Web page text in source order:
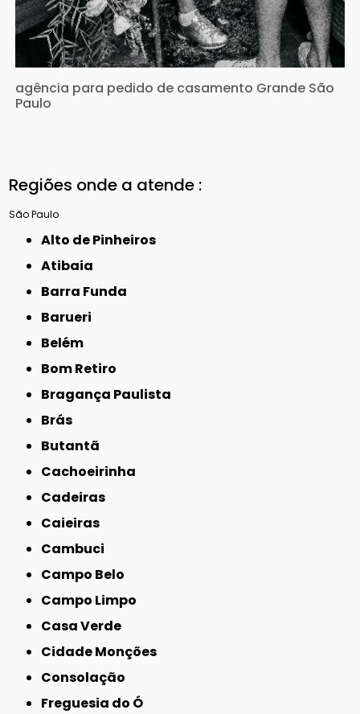
agência para pedido de casamento Grande São
Paulo
Regiões onde a atende :
São Paulo
Alto de Pinheiros
Atibaia
Barra Funda
Barueri
Belém
Bom Retiro
Bragança Paulista
Brás
Butantã
Cachoeirinha
Cadeiras
Caieiras
Cambuci
Campo Belo
Campo Limpo
Casa Verde
Cidade Monções
Consolação
Freguesia do Ó